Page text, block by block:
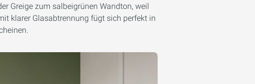
Greige zum salbeigrünen Wandton, weil
klarer Glasabtrennung fügt sich perfekt in